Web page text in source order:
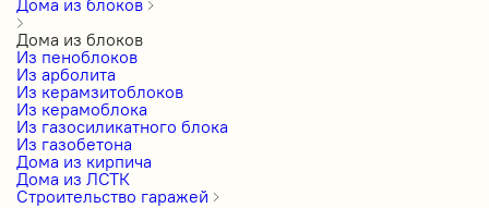
Дома из блоков
Дома из блоков
Из пеноблоков
Из арболита
Из керамзитоблоков
Из керамоблока
Из газосиликатного блока
Из газобетона
Дома из кирпича
Дома из ЛСТК
Строительство гаражей